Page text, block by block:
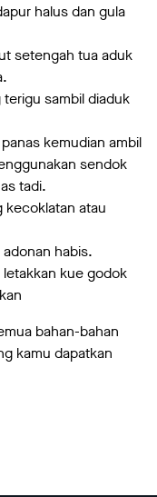
halus dan gula
setengah tua aduk
sambil diaduk
kemudian ambil
sendok
tadi.
kecoklatan atau
habis.
kue godok
bahan-bahan
kamu dapatkan